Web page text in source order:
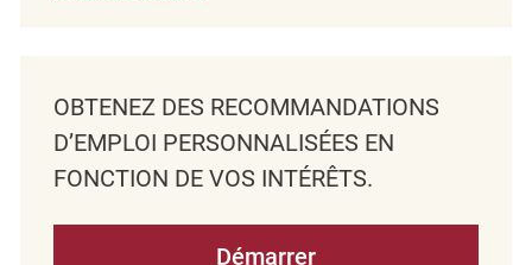
OBTENEZ DES RECOMMANDATIONS
D’EMPLOI PERSONNALISÉES EN
FONCTION DE VOS INTÉRÊTS.
Démarrer